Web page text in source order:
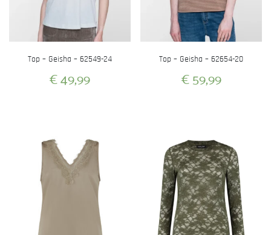
Top – Geisha – 62549-24
€49,99
meerdere
variaties.
Deze
optie
gekozen
Top – Geisha – 62654-20
€59,99
meerdere
variaties.
Deze
optie
kan
gekozen
worden